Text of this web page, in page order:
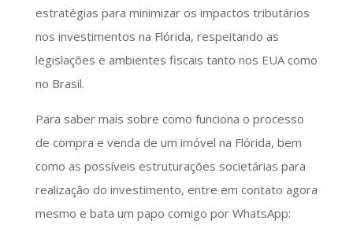
estratégias para minimizar os impactos tributários
nos investimentos na Flórida, respeitando as
legislações e ambientes fiscais tanto nos EUA como
no Brasil.
Para saber mais sobre como funciona o processo
de compra e venda de um imóvel na Flórida, bem
como as possíveis estruturações societárias para
realização do investimento, entre em contato agora
mesmo e bata um papo comigo por WhatsApp: